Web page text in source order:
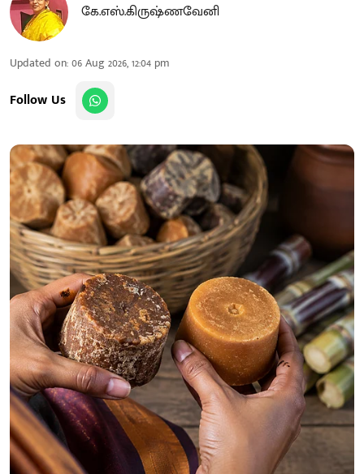
கே.எஸ்.கிருஷ்ணவேனி
Updated on:06 Aug 2026, 12:04 pm
Follow Us